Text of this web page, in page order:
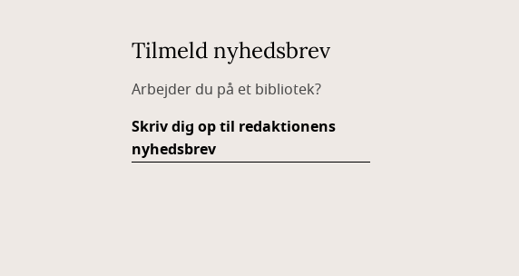
Tilmeld nyhedsbrev
Arbejder du på et bibliotek?
Skriv dig op til redaktionens
nyhedsbrev